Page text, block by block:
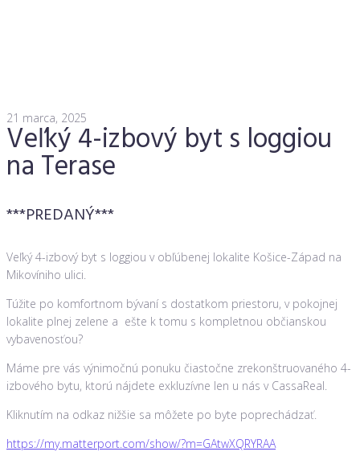
21 marca, 2025
Veľký 4-izbový byt s loggiou
na Terase
***PREDANÝ***
Veľký 4-izbový byt s loggiou v obľúbenej lokalite Košice-Západ na
Mikovíniho ulici.
Túžite po komfortnom bývaní s dostatkom priestoru, v pokojnej
lokalite plnej zelene a ešte k tomu s kompletnou občianskou
vybavenosťou?
Máme pre vás výnimočnú ponuku čiastočne zrekonštruovaného 4-
izbového bytu, ktorú nájdete exkluzívne len u nás v CassaReal.
Kliknutím na odkaz nižšie sa môžete po byte poprechádzať.
https://my.matterport.com/show/?m=GAtwXQRYRAA